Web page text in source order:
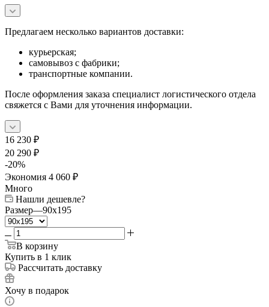
Предлагаем несколько вариантов доставки:
курьерская;
самовывоз с фабрики;
транспортные компании.
После оформления заказа специалист логистического отдела
свяжется с Вами для уточнения информации.
16 230 ₽
20 290 ₽
-20%
Экономия 4 060 ₽
Много
Нашли дешевле?
Размер—90x195
В корзину
Купить в 1 клик
Рассчитать доставку
Хочу в подарок